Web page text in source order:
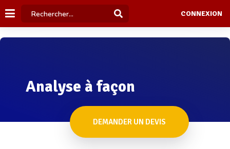
CONNEXION
Analyse à façon
DEMANDER UN DEVIS